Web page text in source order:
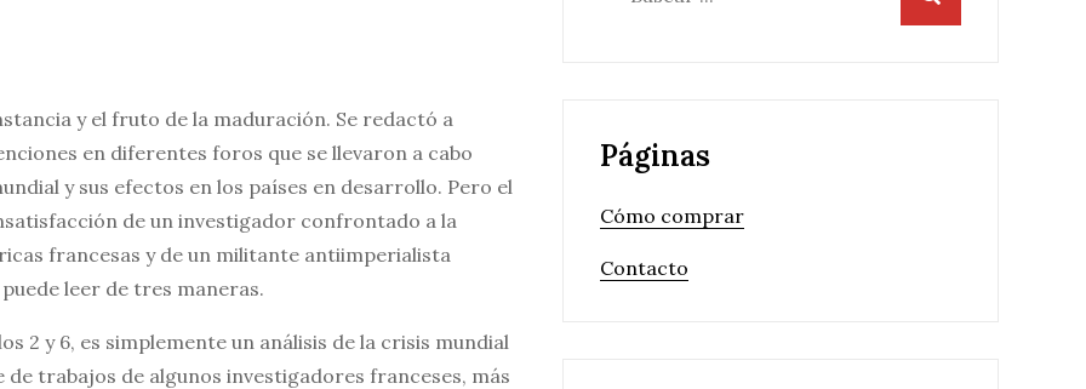
y el fruto de la maduración. Se redactó a
en diferentes foros que se llevaron a cabo
y sus efectos en los países en desarrollo. Pero el
de un investigador confrontado a la
francesas y de un militante antiimperialista
leer de tres maneras.
2 y 6, es simplemente un análisis de la crisis mundial
trabajos de algunos investigadores franceses, más
Páginas
Cómo comprar
Contacto